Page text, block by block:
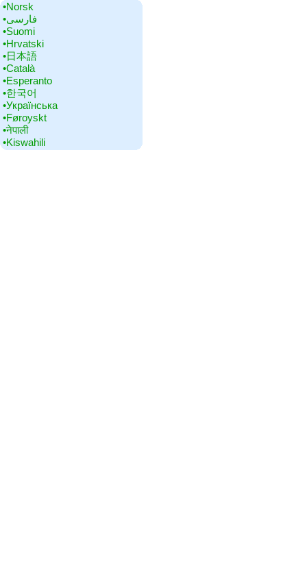
•‎Norsk
•‎فارسی
•‎Suomi
•‎Hrvatski
•‎日本語
•‎Català
•‎Esperanto
•‎한국어
•‎Українська
•‎Føroyskt
•‎नेपाली
•‎Kiswahili